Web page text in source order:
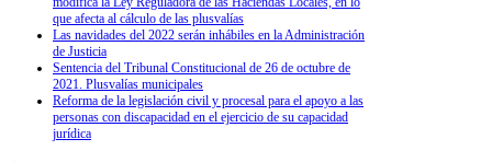
que afecta al cálculo de las plusvalías
Las navidades del 2022 serán inhábiles en la Administración
de Justicia
Sentencia del Tribunal Constitucional de 26 de octubre de
2021. Plusvalías municipales
Reforma de la legislación civil y procesal para el apoyo a las
personas con discapacidad en el ejercicio de su capacidad
jurídica